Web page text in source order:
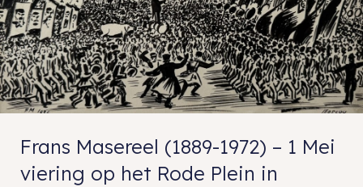
Frans Masereel (1889-1972) – 1 Mei
viering op het Rode Plein in